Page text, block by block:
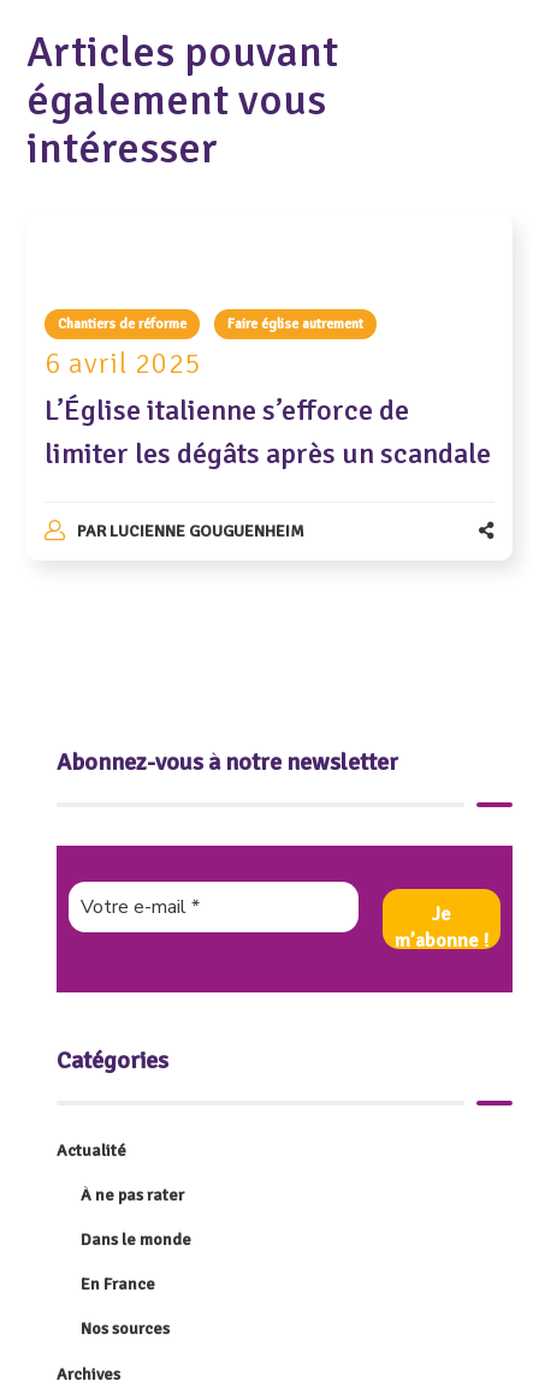
Articles pouvant
également vous
intéresser
Chantiers de réforme Faire église autrement
6 avril 2025
L’Église italienne s’efforce de
limiter les dégâts après un scandale
PARLUCIENNE GOUGUENHEIM
Abonnez-vous à notre newsletter
Catégories
Actualité
À ne pas rater
Dans le monde
En France
Nos sources
Archives